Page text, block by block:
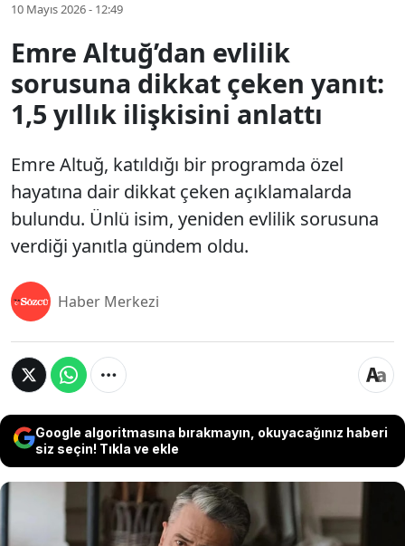
10 Mayıs 2026 - 12:49
Emre Altuğ’dan evlilik
sorusuna dikkat çeken yanıt:
1,5 yıllık ilişkisini anlattı
Emre Altuğ, katıldığı bir programda özel
hayatına dair dikkat çeken açıklamalarda
bulundu. Ünlü isim, yeniden evlilik sorusuna
verdiği yanıtla gündem oldu.
Haber Merkezi
Google algoritmasına bırakmayın, okuyacağınız haberi
siz seçin! Tıkla ve ekle